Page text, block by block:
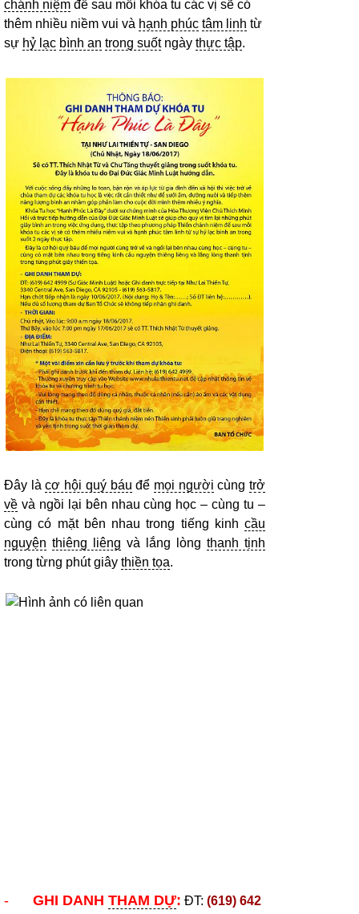
chánh niệm để sau mỗi khóa tu các vị sẽ có
thêm nhiều niềm vui và hạnh phúc tâm linh từ
sự hỷ lạc bình an trong suốtngày thực tập.
Đây làcơ hội quý báu để mọi người cùngtrở
về và ngồi lại bên nhau cùng học – cùng tu –
cùng có mặt bên nhau trong tiếng kinh cầu
nguyện thiêng liêng và lắng lòng thanh tịnh
trong từng phút giây thiền tọa.
- GHI DANH THAM DỰ: ĐT: (619) 642